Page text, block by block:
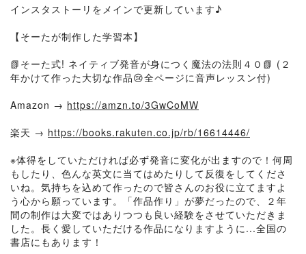
インスタストーリをメインで更新しています♪
【そーたが制作した学習本】
📗そーた式! ネイティブ発音が身につく魔法の法則４０📗 (２
年かけて作った大切な作品😢全ページに音声レッスン付)
Amazon → https://amzn.to/3GwCoMW
楽天 → https://books.rakuten.co.jp/rb/16614446/
※体得をしていただければ必ず発音に変化が出ますので！何周
もしたり、色んな英文に当てはめたりして反復をしてくださ
いね。気持ちを込めて作ったので皆さんのお役に立てますよ
う心から願っています。「作品作り」が夢だったので、２年
間の制作は大変ではありつつも良い経験をさせていただきま
した。長く愛していただける作品になりますように...全国の
書店にもあります！